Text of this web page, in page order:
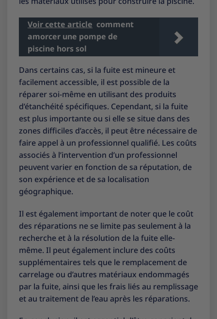
Voir cette article comment
amorcer une pompe de
piscine hors sol
Dans certains cas, si la fuite est mineure et
facilement accessible, il est possible de la
réparer soi-même en utilisant des produits
d’étanchéité spécifiques. Cependant, si la fuite
est plus importante ou si elle se situe dans des
zones difficiles d’accès, il peut être nécessaire de
faire appel à un professionnel qualifié. Les coûts
associés à l’intervention d’un professionnel
peuvent varier en fonction de sa réputation, de
son expérience et de sa localisation
géographique.
Il est également important de noter que le coût
des réparations ne se limite pas seulement à la
recherche et à la résolution de la fuite elle-
même. Il peut également inclure des coûts
supplémentaires tels que le remplacement de
carrelage ou d’autres matériaux endommagés
par la fuite, ainsi que les frais liés au remplissage
et au traitement de l’eau après les réparations.